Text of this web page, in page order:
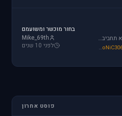
טיסנאות היא תחביב יקר, בואו לקבל תמיכה ומידע על טיסנים יד שניה, חנות טיסנים, טיסנים למתחילים וכמובן לשתף את החברים בחוויות. הצטרפו לפורום טיסנים!
Iaf_Assaf
בחור מוכשר ומשועמם
Mike_69th
לפני 10 שנים
פוסט אחרון